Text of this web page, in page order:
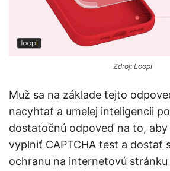
Zdroj: Loopi
Muž sa na základe tejto
nacyhtať a umelej inteligencii
dostatočnú odpoveď na to,
vyplniť CAPTCHA test a dostať
ochranu na internetovú